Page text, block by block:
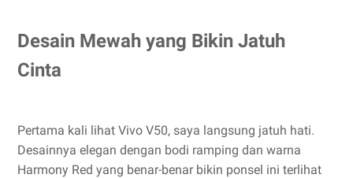
Desain Mewah yang Bikin Jatuh
Cinta
Pertama kali lihat Vivo V50, saya langsung jatuh hati.
Desainnya elegan dengan bodi ramping dan warna
Harmony Red yang benar-benar bikin ponsel ini terlihat